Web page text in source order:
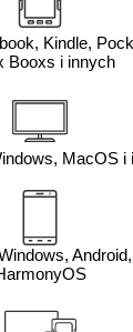
Kindle,
Booxs i innych
MacOS i